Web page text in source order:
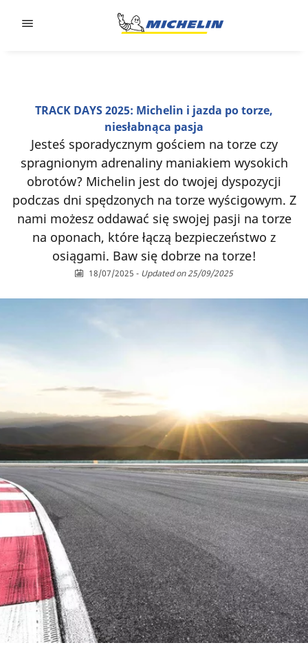
TRACK DAYS 2025: Michelin i jazda po torze,
niesłabnąca pasja
Jesteś sporadycznym gościem na torze czy
spragnionym adrenaliny maniakiem wysokich
obrotów? Michelin jest do twojej dyspozycji
podczas dni spędzonych na torze wyścigowym. Z
nami możesz oddawać się swojej pasji na torze
na oponach, które łączą bezpieczeństwo z
osiągami. Baw się dobrze na torze!
18/07/2025 - Updated on 25/09/2025